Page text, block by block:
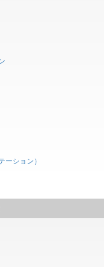
ーション）